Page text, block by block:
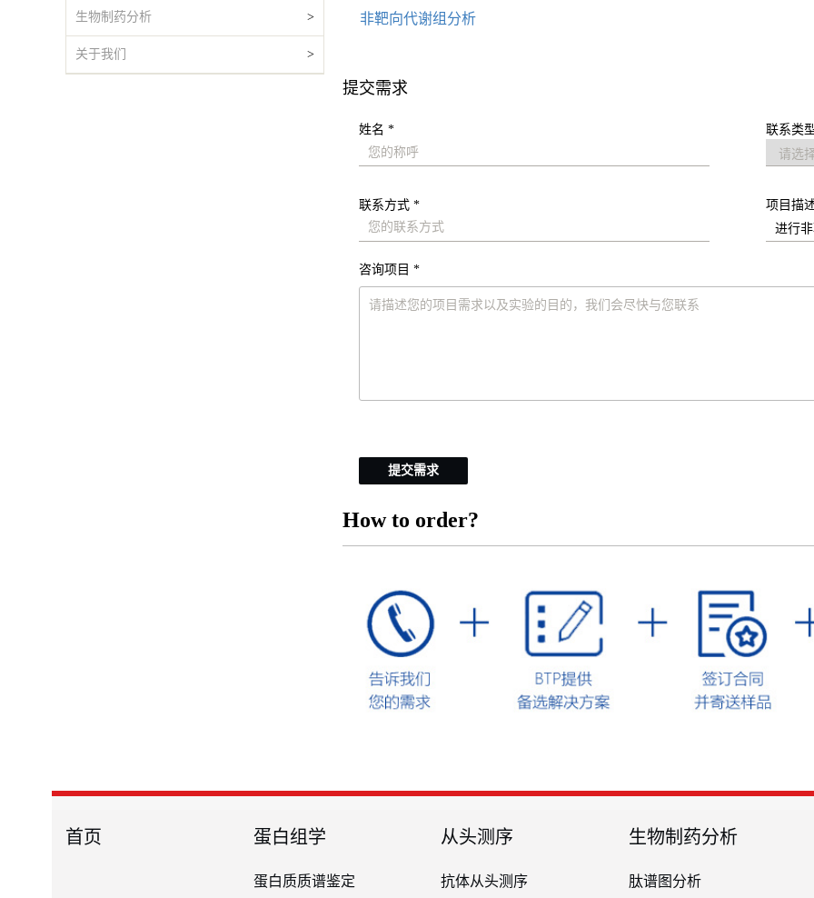
生物制药分析 >
关于我们 >
非靶向代谢组分析
提交需求
姓名 * 联系类
联系方式 * 项目描
咨询项目 *
提交需求
How to order?
首页 蛋白组学
蛋白质质谱鉴定
从头测序
抗体从头测序
生物制药分析
肽谱图分析